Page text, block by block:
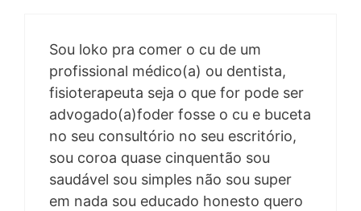
Sou loko pra comer o cu de um
profissional médico(a) ou dentista,
fisioterapeuta seja o que for pode ser
advogado(a)foder fosse o cu e buceta
no seu consultório no seu escritório,
sou coroa quase cinquentão sou
saudável sou simples não sou super
em nada sou educado honesto quero